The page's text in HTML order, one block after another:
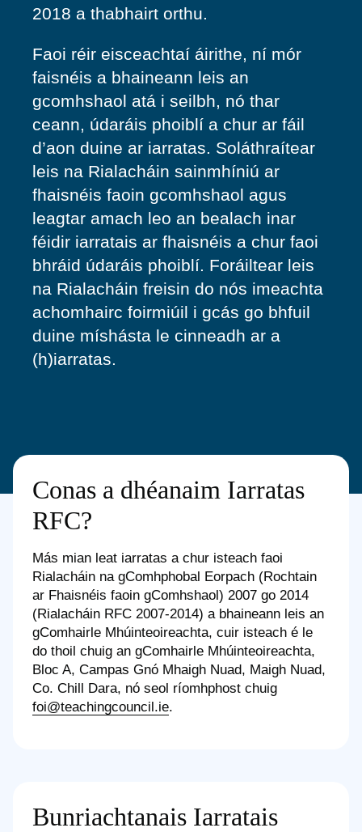
2018 a thabhairt orthu.
Faoi réir eisceachtaí áirithe, ní mór
faisnéis a bhaineann leis an
gcomhshaol atá i seilbh, nó thar
ceann, údaráis phoiblí a chur ar fáil
d’aon duine ar iarratas. Soláthraítear
leis na Rialacháin sainmhíniú ar
fhaisnéis faoin gcomhshaol agus
leagtar amach leo an bealach inar
féidir iarratais ar fhaisnéis a chur faoi
bhráid údaráis phoiblí. Foráiltear leis
na Rialacháin freisin do nós imeachta
achomhairc foirmiúil i gcás go bhfuil
duine míshásta le cinneadh ar a
(h)iarratas.
Conas a dhéanaim Iarratas
RFC?
Más mian leat iarratas a chur isteach faoi
Rialacháin na gComhphobal Eorpach (Rochtain
ar Fhaisnéis faoin gComhshaol) 2007 go 2014
(Rialacháin RFC 2007-2014) a bhaineann leis an
gComhairle Mhúinteoireachta, cuir isteach é le
do thoil chuig an gComhairle Mhúinteoireachta,
Bloc A, Campas Gnó Mhaigh Nuad, Maigh Nuad,
Co. Chill Dara, nó seol ríomhphost chuig
foi@teachingcouncil.ie.
Bunriachtanais Iarratais